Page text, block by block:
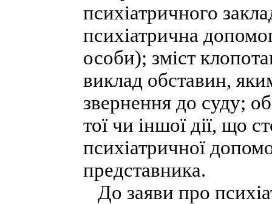
психіатричного
психіатрична
особи); зміст
виклад обставин,
звернення до суду;
тої чи іншої дії, що
психіатричної
представника.
До заяви про